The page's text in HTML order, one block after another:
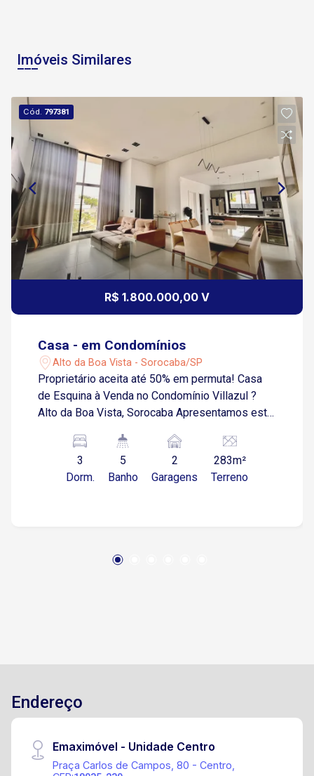
Imóveis Similares
Cód. 797381
R$ 1.800.000,00 V
Casa - em Condomínios
Alto da Boa Vista - Sorocaba/SP
Proprietário aceita até 50% em permuta! Casa
de Esquina à Venda no Condomínio Villazul ?
Alto da Boa Vista, Sorocaba Apresentamos esta
condomínios mais valorizados da região: uma
casa de esquina ampla, bem construída e que
combina modernidade, conforto e tecnologia. O
sala espaçosa para dois ambientes, ideal para
Iluminação automatizada Preparação para
automação total da residência Por ser de
melhor ventilação e um diferencial que valoriza
ainda mais o projeto. Localização privilegiada:
3
Dorm.
5
Banho
2
Garagens
283m²
Terreno
Endereço
Emaximóvel - Unidade Centro
Praça Carlos de Campos, 80 - Centro,